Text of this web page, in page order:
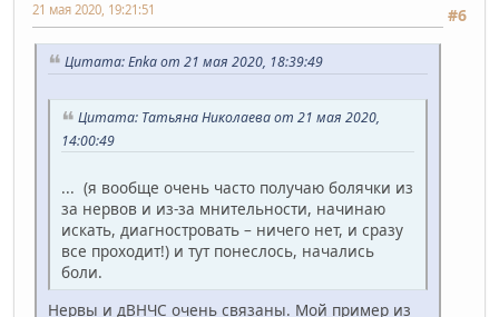
#6
21 мая 2020, 19:21:51
Цитата: Enka от 21 мая 2020, 18:39:49
Цитата: Татьяна Николаева от 21 мая 2020,
14:00:49
... (я вообще очень часто получаю болячки из
за нервов и из-за мнительности, начинаю
искать, диагностровать – ничего нет, и сразу
все проходит!) и тут понеслось, начались
боли.
Нервы и дВНЧС очень связаны. Мой пример из